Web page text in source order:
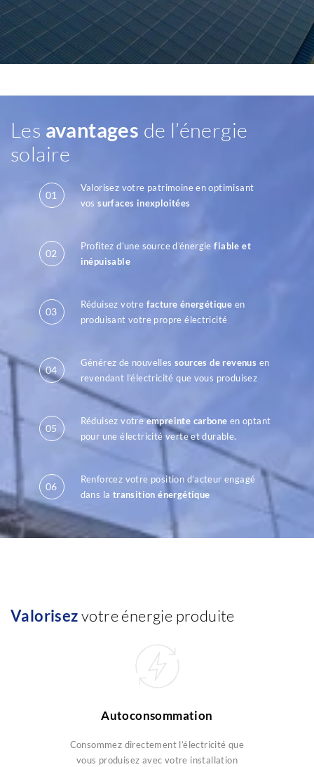
Les avantages de l’énergie
solaire
01
Valorisez votre patrimoine en optimisant
vossurfaces inexploitées
02
Profitez d’une source d’énergiefiableet
inépuisable
03
Réduisez votre facture énergétique en
produisant votre propre électricité
04
Générez de nouvelles sources de revenus en
revendant l’électricité que vous produisez
05
Réduisez votreempreinte carbone en optant
pour une électricité verte et durable.
06
Renforcez votre position d’acteur engagé
dans la transition énergétique
Valorisezvotre énergie produite
Autoconsommation
Consommez directement l’électricité que
vous produisez avec votre installation